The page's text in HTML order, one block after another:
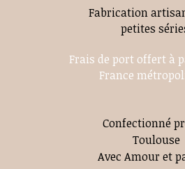
Fabrication
petites
Frais de port offert à
France
Confectionné
Toulouse
Avec Amour et